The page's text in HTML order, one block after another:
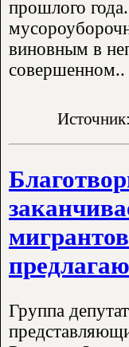
прошлого
виновным в
совершенном..
Группа